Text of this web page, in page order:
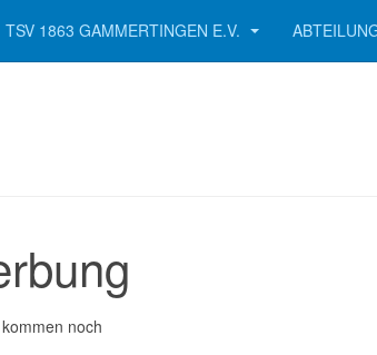
TSV 1863 GAMMERTINGEN E.V.
noch